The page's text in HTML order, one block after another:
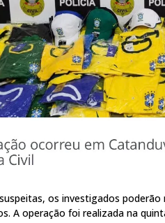
os investigados
A operação foi realizada na